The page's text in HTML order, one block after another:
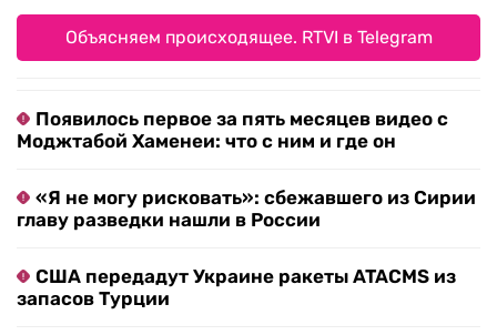
Объясняем происходящее. RTVI в Telegram
Появилось первое за пять месяцев видео с
Моджтабой Хаменеи: что с ним и где он
«Я не могу рисковать»: сбежавшего из Сирии
главу разведки нашли в России
США передадут Украине ракеты ATACMS из
запасов Турции